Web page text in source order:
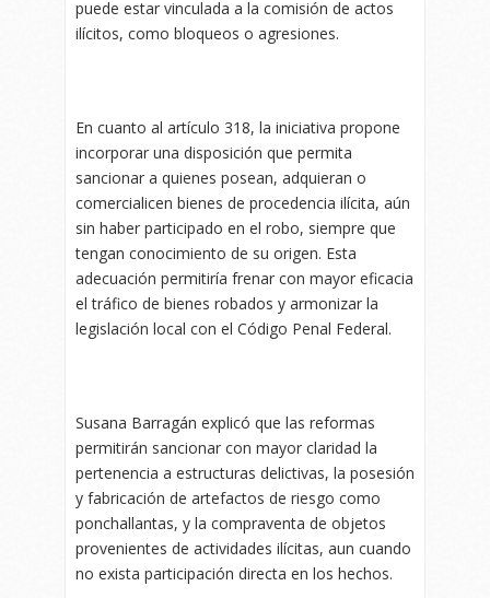
puede estar vinculada a la comisión de actos
ilícitos, como bloqueos o agresiones.
En cuanto al artículo 318, la iniciativa propone
incorporar una disposición que permita
sancionar a quienes posean, adquieran o
comercialicen bienes de procedencia ilícita, aún
sin haber participado en el robo, siempre que
tengan conocimiento de su origen. Esta
adecuación permitiría frenar con mayor eficacia
el tráfico de bienes robados y armonizar la
legislación local con el Código Penal Federal.
Susana Barragán explicó que las reformas
permitirán sancionar con mayor claridad la
pertenencia a estructuras delictivas, la posesión
y fabricación de artefactos de riesgo como
ponchallantas, y la compraventa de objetos
provenientes de actividades ilícitas, aun cuando
no exista participación directa en los hechos.